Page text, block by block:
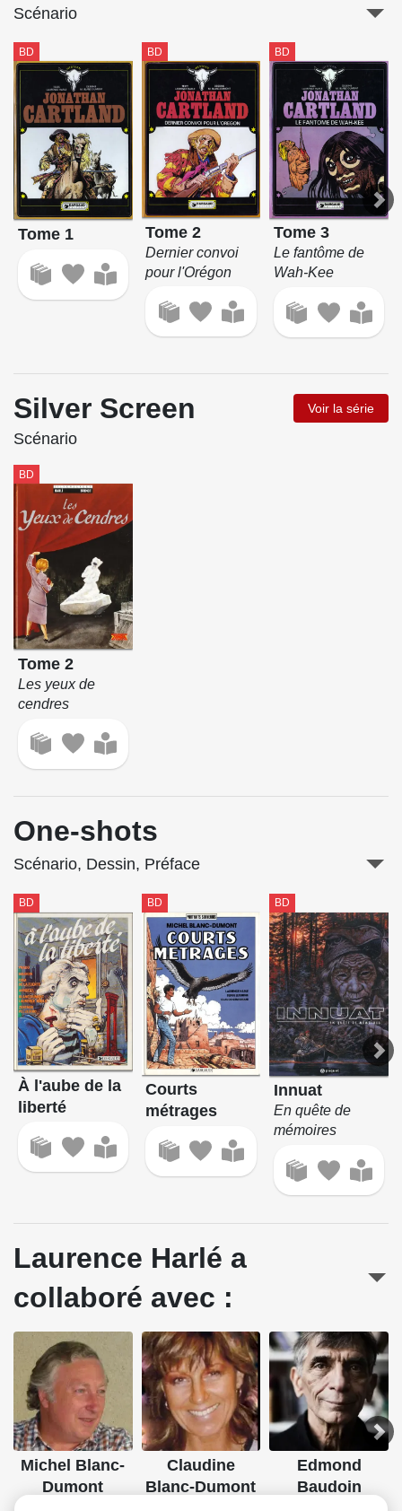
Scénario
BD
Tome 1
BD
Tome 2
Dernier convoi
pour l'Orégon
BD
Tome 3
Le fantôme de
Wah-Kee
Silver Screen Voir la série
Scénario
BD
Tome 2
Les yeux de
cendres
One-shots
Scénario, Dessin, Préface
BD
À l'aube de la
liberté
BD
Courts
métrages
BD
Innuat
En quête de
mémoires
Laurence Harlé a
collaboré avec :
Michel Blanc-
Dumont
Claudine
Blanc-Dumont
Edmond
Baudoin